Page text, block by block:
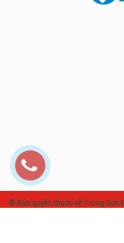
© Bản quyền thuộc về Trung Sơn